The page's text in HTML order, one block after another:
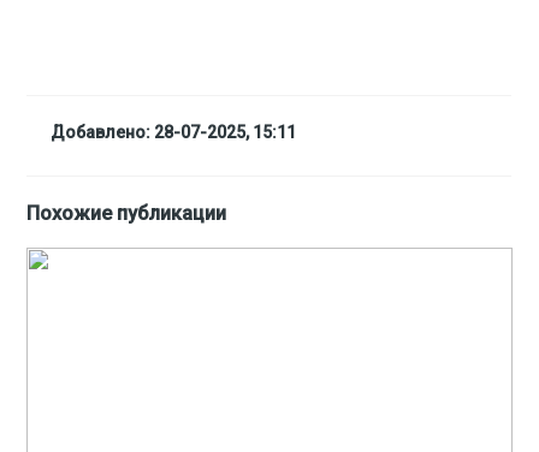
Добавлено: 28-07-2025, 15:11
Похожие публикации